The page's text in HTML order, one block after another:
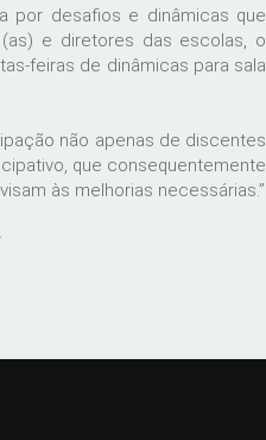
por desafios e dinâmicas que
e diretores das escolas, o
feiras de dinâmicas para sala
não apenas de discentes
que consequentemente
às melhorias necessárias.”